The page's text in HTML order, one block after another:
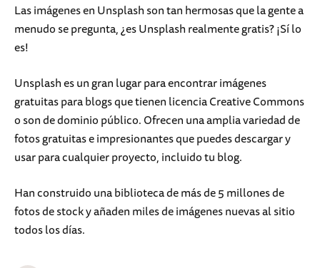
Las imágenes en Unsplash son tan hermosas que la gente a
menudo se pregunta, ¿es Unsplash realmente gratis? ¡Sí lo
es!
Unsplash es un gran lugar para encontrar imágenes
gratuitas para blogs que tienen licencia Creative Commons
o son de dominio público. Ofrecen una amplia variedad de
fotos gratuitas e impresionantes que puedes descargar y
usar para cualquier proyecto, incluido tu blog.
Han construido una biblioteca de más de 5 millones de
fotos de stock y añaden miles de imágenes nuevas al sitio
todos los días.